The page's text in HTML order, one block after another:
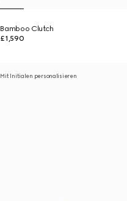
Bamboo Clutch
£1,590
Mit Initialen personalisieren